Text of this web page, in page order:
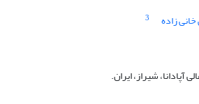
زاده
3
شیراز، ایران.